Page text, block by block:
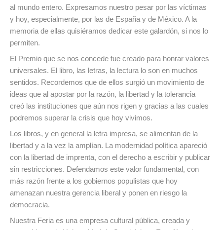
al mundo entero. Expresamos nuestro pesar por las víctimas
y hoy, especialmente, por las de España y de México. A la
memoria de ellas quisiéramos dedicar este galardón, si nos lo
permiten.
El Premio que se nos concede fue creado para honrar valores
universales. El libro, las letras, la lectura lo son en muchos
sentidos. Recordemos que de ellos surgió un movimiento de
ideas que al apostar por la razón, la libertad y la tolerancia
creó las instituciones que aún nos rigen y gracias a las cuales
podremos superar la crisis que hoy vivimos.
Los libros, y en general la letra impresa, se alimentan de la
libertad y a la vez la amplían. La modernidad política apareció
con la libertad de imprenta, con el derecho a escribir y publicar
sin restricciones. Defendamos este valor fundamental, con
más razón frente a los gobiernos populistas que hoy
amenazan nuestra gerencia liberal y ponen en riesgo la
democracia.
Nuestra Feria es una empresa cultural pública, creada y